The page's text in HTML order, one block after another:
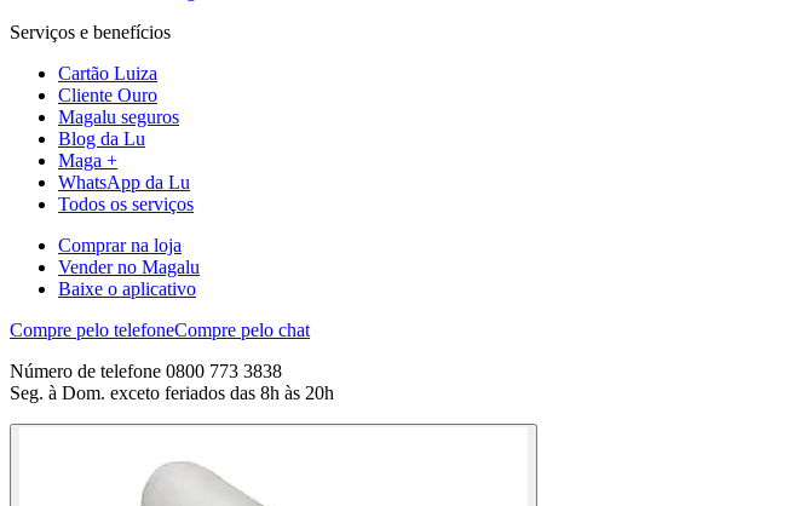
Serviços e benefícios
Cartão Luiza
Cliente Ouro
Magalu seguros
Blog da Lu
Maga +
WhatsApp da Lu
Todos os serviços
Comprar na loja
Vender no Magalu
Baixe o aplicativo
Compre pelo telefoneCompre pelo chat
Número de telefone 0800 773 3838
Seg. à Dom. exceto feriados das 8h às 20h